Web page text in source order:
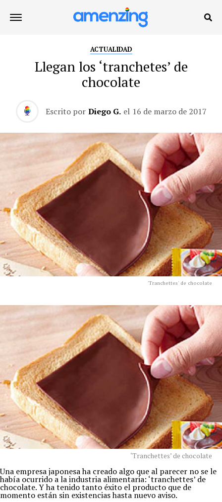
ACTUALIDAD
Llegan los ‘tranchetes’ de
chocolate
Escrito por Diego G. el 16 de marzo de 2017
'Tranchettes' de chocolate
‘Tranchettes’ de chocolate
Una empresa japonesa ha creado algo que al parecer no se le
había ocurrido a la industria alimentaria: ‘tranchettes’ de
chocolate. Y ha tenido tanto éxito el producto que de
momento están sin existencias hasta nuevo aviso.